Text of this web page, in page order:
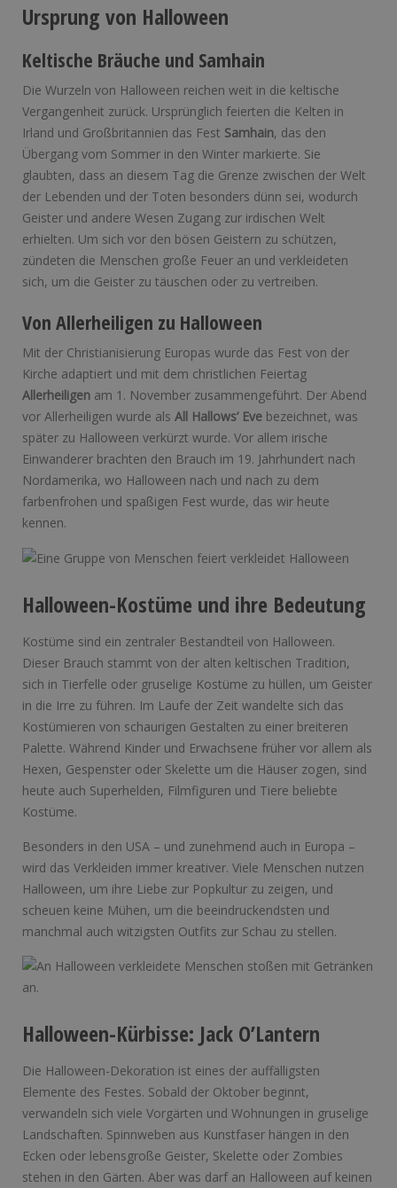
Ursprung von Halloween
Keltische Bräuche und Samhain
Die Wurzeln von Halloween reichen weit in die keltische
Vergangenheit zurück. Ursprünglich feierten die Kelten in
Irland und Großbritannien das Fest Samhain, das den
Übergang vom Sommer in den Winter markierte. Sie
glaubten, dass an diesem Tag die Grenze zwischen der Welt
der Lebenden und der Toten besonders dünn sei, wodurch
Geister und andere Wesen Zugang zur irdischen Welt
erhielten. Um sich vor den bösen Geistern zu schützen,
zündeten die Menschen große Feuer an und verkleideten
sich, um die Geister zu täuschen oder zu vertreiben.
Von Allerheiligen zu Halloween
Mit der Christianisierung Europas wurde das Fest von der
Kirche adaptiert und mit dem christlichen Feiertag
Allerheiligen am 1. November zusammengeführt. Der Abend
vor Allerheiligen wurde als All Hallows’ Eve bezeichnet, was
später zu Halloween verkürzt wurde. Vor allem irische
Einwanderer brachten den Brauch im 19. Jahrhundert nach
Nordamerika, wo Halloween nach und nach zu dem
farbenfrohen und spaßigen Fest wurde, das wir heute
kennen.
Halloween-Kostüme und ihre Bedeutung
Kostüme sind ein zentraler Bestandteil von Halloween.
Dieser Brauch stammt von der alten keltischen Tradition,
sich in Tierfelle oder gruselige Kostüme zu hüllen, um Geister
in die Irre zu führen. Im Laufe der Zeit wandelte sich das
Kostümieren von schaurigen Gestalten zu einer breiteren
Palette. Während Kinder und Erwachsene früher vor allem als
Hexen, Gespenster oder Skelette um die Häuser zogen, sind
heute auch Superhelden, Filmfiguren und Tiere beliebte
Kostüme.
Besonders in den USA – und zunehmend auch in Europa –
wird das Verkleiden immer kreativer. Viele Menschen nutzen
Halloween, um ihre Liebe zur Popkultur zu zeigen, und
scheuen keine Mühen, um die beeindruckendsten und
manchmal auch witzigsten Outfits zur Schau zu stellen.
Halloween-Kürbisse: Jack O’Lantern
Die Halloween-Dekoration ist eines der auffälligsten
Elemente des Festes. Sobald der Oktober beginnt,
verwandeln sich viele Vorgärten und Wohnungen in gruselige
Landschaften. Spinnweben aus Kunstfaser hängen in den
Ecken oder lebensgroße Geister, Skelette oder Zombies
stehen in den Gärten. Aber was darf an Halloween auf keinen